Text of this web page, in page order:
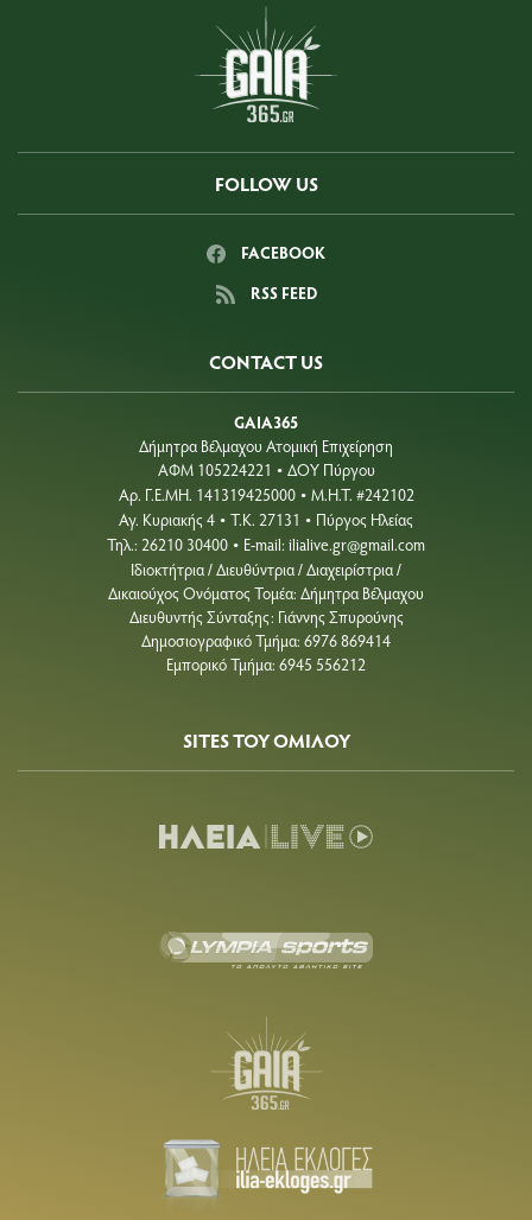
FOLLOW US
FACEBOOK
RSS FEED
CONTACT US
GAIA365
Δήμητρα Βέλμαχου Ατομική Επιχείρηση
ΑΦΜ 105224221 • ΔΟΥ Πύργου
Aρ. Γ.Ε.ΜΗ. 141319425000 • Μ.Η.Τ. #242102
Αγ. Κυριακής 4 • Τ.Κ. 27131 • Πύργος Ηλείας
Τηλ.: 26210 30400 • E-mail: ilialive.gr@gmail.com
Ιδιοκτήτρια / Διευθύντρια / Διαχειρίστρια /
Δικαιούχος Ονόματος Τομέα: Δήμητρα Βέλμαχου
Διευθυντής Σύνταξης: Γιάννης Σπυρούνης
Δημοσιογραφικό Τμήμα: 6976 869414
Εμπορικό Τμήμα: 6945 556212
SITES ΤΟΥ ΟΜΙΛΟΥ